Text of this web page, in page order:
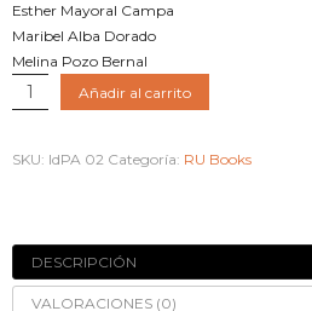
Esther Mayoral Campa
Maribel Alba Dorado
Melina Pozo Bernal
Colección
INVESTIGACIONES
2016
Añadir al carrito
SKU: IdPA 02 Categoría: RU Books
DESCRIPCIÓN
VALORACIONES (0)